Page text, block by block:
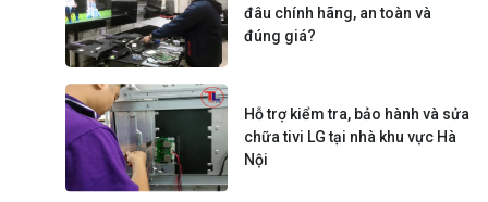
đâu chính hãng, an toàn và
đúng giá?
Hỗ trợ kiểm tra, bảo hành và sửa
chữa tivi LG tại nhà khu vực Hà
Nội